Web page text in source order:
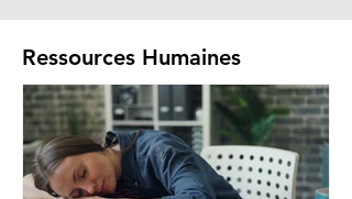
Ressources Humaines